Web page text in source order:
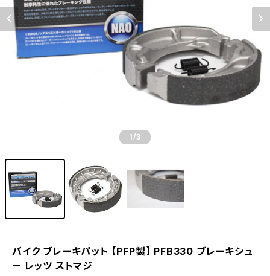
1 /3
バイク ブレーキパット 【PFP製】 PFB330 ブレーキシュ
ー レッツ ストマジ